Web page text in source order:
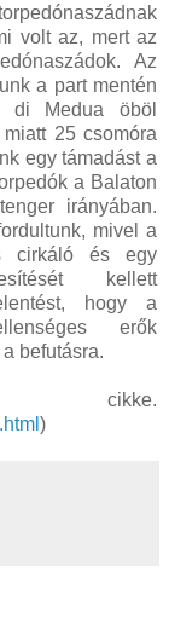
volt az, mert az
Az
a part mentén
Medua öböl
25 csomóra
egy támadást a
a Balaton
irányában.
mivel a
cirkáló és egy
kellett
hogy a
erők
befutásra.
cikke.
)